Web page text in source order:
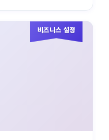
비즈니스 설정